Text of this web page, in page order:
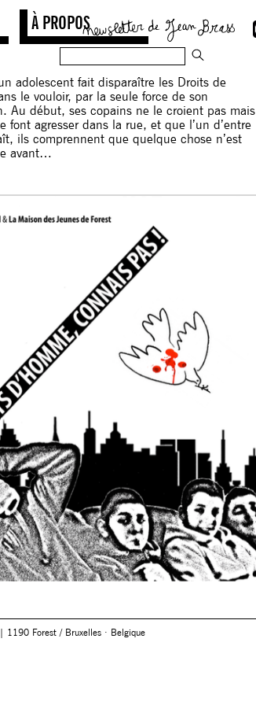
À PROPOS
adolescent fait disparaître les Droits de
le vouloir, par la seule force de son
Au début, ses copains ne le croient pas mais
font agresser dans la rue, et que l’un d’entre
ils comprennent que quelque chose n’est
avant…
1190 Forest / Bruxelles · Belgique